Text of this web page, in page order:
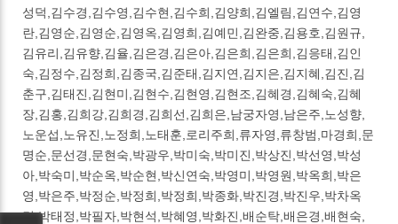
성덕,김수경,김수영,김수현,김수희,김양희,김엘림,김연수,김영
란,김영순,김영순,김영옥,김영희,김예민,김완중,김용호,김원규,
김유리,김유향,김율,김은경,김은아,김은희,김은희,김응태,김인
숙,김정수,김정희,김종국,김준태,김지연,김지은,김지혜,김진,김
춘구,김태진,김현미,김현수,김현영,김현조,김혜경,김혜숙,김혜
장,김홍,김희강,김희경,김희선,김희은,남궁자영,남은주,노성향,
노운섭,노유진,노정희,노태훈,로리주희,류자영,류창범,마경희,문
명순,문선경,문현숙,박광우,박미숙,박미진,박상진,박선영,박성
아,박숙미,박순옥,박순현,박신연숙,박영미,박영원,박옥희,박은
영,박은주,박정순,박정희,박정희,박종화,박진경,박진우,박차옥
경,박태정,박필자,박현석,박혜영,박화진,배순탁,배은경,배현숙,